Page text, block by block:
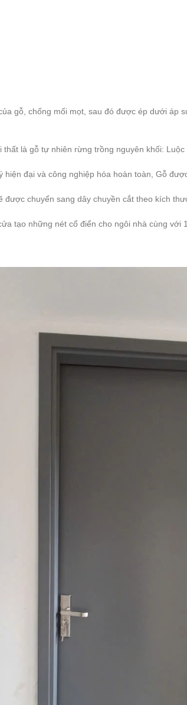
gỗ, chống mối mọt, sau đó được ép dưới
là gỗ tự nhiên rừng trồng nguyên khối:
đại và công nghiệp hóa hoàn toàn, Gỗ
chuyển sang dây chuyền cắt theo kích
tạo những nét cổ điển cho ngôi nhà cùng